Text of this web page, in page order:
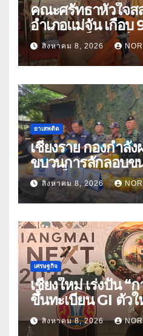
คณะศรัทธาหัวใจส
อำเภอแม่จัน เกือบ
แก๊งคอลเซ็นเตอร์
ปีกว่า 66 บัญชี
สิงหาคม 8, 2026
ยาเสพติด
เชียงราย กองกำลัง
ขบวนการลักลอบข
ล้านเม็ด
สิงหาคม 8, 2026
เศรษฐกิจ
เชียงใหม่ เร่งปั้น
ขึ้นทะเบียน GI ตัว
“CHIANGMAI
ติดอาวุธผู้ประกอบ
สิงหาคม 8, 2026